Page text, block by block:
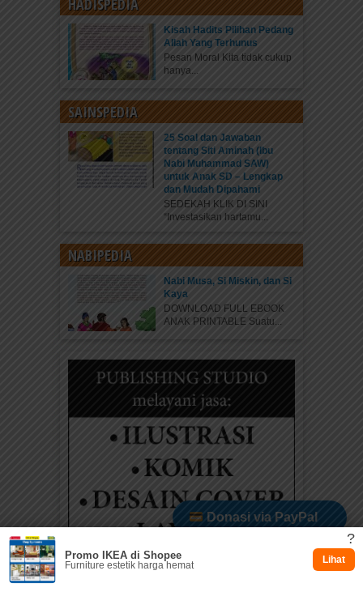
HADISPEDIA
Kisah Hadits Pilihan Pedang
Allah Yang Terhunus
Pesan Moral Kita tidak cukup
hanya...
SAINSPEDIA
25 Soal dan Jawaban
tentang Siti Aminah (Ibu
Nabi Muhammad SAW)
untuk Anak SD – Lengkap
dan Mudah Dipahami
SEDEKAH KLIK DI SINI
“Investasikan hartamu...
NABIPEDIA
Nabi Musa, Si Miskin, dan Si
Kaya
DOWNLOAD FULL EBOOK
ANAK PRINTABLE Suatu...
Donasi via PayPal
Dukung via Kitabisa
?
Promo IKEA di Shopee
Furniture estetik harga hemat Lihat